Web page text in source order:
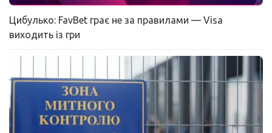
Цибулько: FavBet грає не за правилами — Visa
виходить із гри